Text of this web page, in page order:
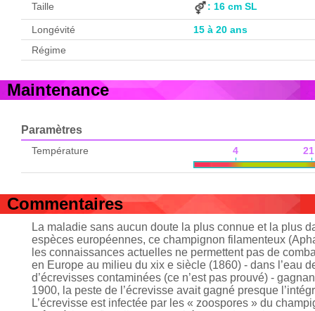
Taille : 16 cm SL
Longévité
15 à 20 ans
Régime
Maintenance
Paramètres
Température 4 21
Commentaires
La maladie sans aucun doute la plus connue et la plus
espèces européennes, ce champignon filamenteux
les connaissances actuelles ne permettent pas de
en Europe au milieu du xix e siècle (1860) - dans l’eau
d’écrevisses contaminées (ce n’est pas prouvé) -
1900, la peste de l’écrevisse avait gagné presque
L’écrevisse est infectée par les « zoospores » du